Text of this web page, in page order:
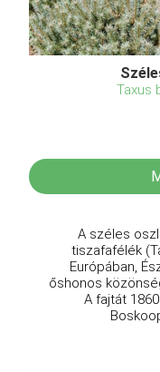
Taxus
A széles
tiszafafélék
Európában,
őshonos
A fajtát